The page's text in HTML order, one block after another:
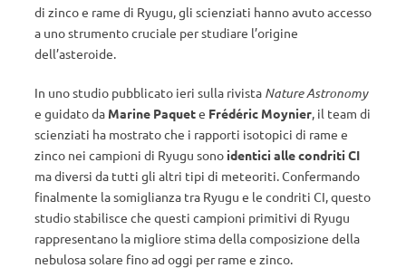
di zinco e rame di Ryugu, gli scienziati hanno avuto accesso
a uno strumento cruciale per studiare l’origine
dell’asteroide.
In uno studio pubblicato ieri sulla rivista Nature Astronomy
e guidato da Marine Paquete Frédéric Moynier, il team di
scienziati ha mostrato che i rapporti isotopici di rame e
zinco nei campioni di Ryugu sono identici alle condriti CI
ma diversi da tutti gli altri tipi di meteoriti. Confermando
finalmente la somiglianza tra Ryugu e le condriti CI, questo
studio stabilisce che questi campioni primitivi di Ryugu
rappresentano la migliore stima della composizione della
nebulosa solare fino ad oggi per rame e zinco.